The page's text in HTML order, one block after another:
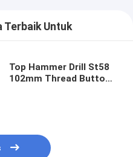
Terbaik Untuk
Top Hammer Drill St58
102mm Thread Button